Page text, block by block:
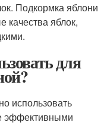
Подкормка яблони
качества яблок,
для
использовать
эффективными